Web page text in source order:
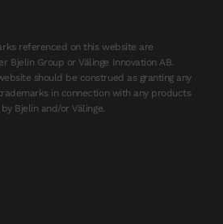
referenced on this website are
Bjelin Group or Välinge Innovation AB.
should be construed as granting any
in connection with any products
Bjelin and/or Välinge.